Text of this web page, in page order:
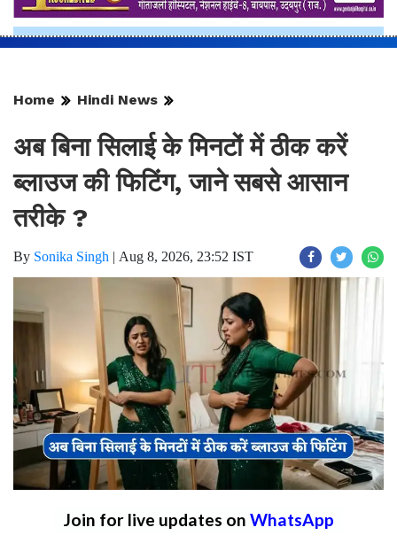
Home Hindi News
अब बिना सिलाई के मिनटों में ठीक करें
ब्लाउज की फिटिंग, जाने सबसे आसान
तरीके ?
By Sonika Singh | Aug 8, 2026, 23:52 IST
Join for live updates on WhatsApp